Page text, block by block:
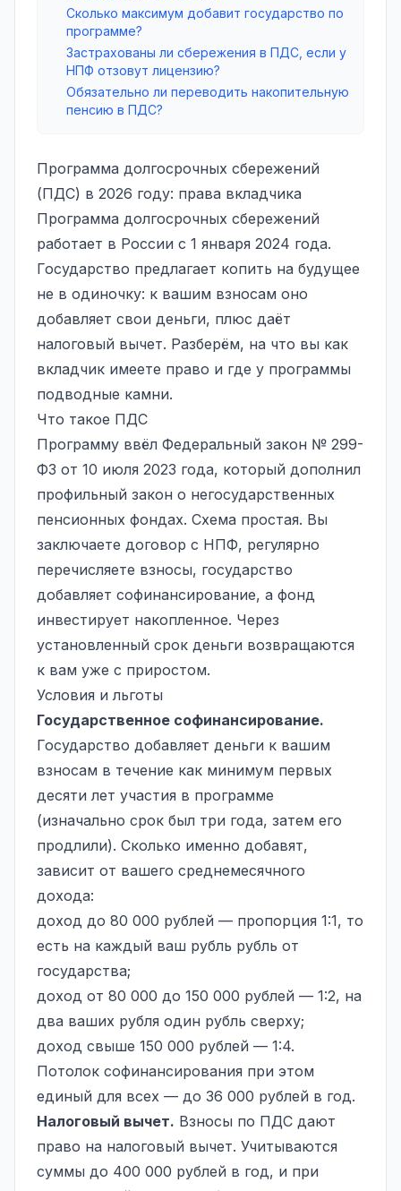
Сколько максимум добавит государство по
программе?
Застрахованы ли сбережения в ПДС, если у
НПФ отзовут лицензию?
Обязательно ли переводить накопительную
пенсию в ПДС?
Программа долгосрочных сбережений
(ПДС) в 2026 году: права вкладчика
Программа долгосрочных сбережений
работает в России с 1 января 2024 года.
Государство предлагает копить на будущее
не в одиночку: к вашим взносам оно
добавляет свои деньги, плюс даёт
налоговый вычет. Разберём, на что вы как
вкладчик имеете право и где у программы
подводные камни.
Что такое ПДС
Программу ввёл Федеральный закон № 299-
ФЗ от 10 июля 2023 года, который дополнил
профильный закон о негосударственных
пенсионных фондах. Схема простая. Вы
заключаете договор с НПФ, регулярно
перечисляете взносы, государство
добавляет софинансирование, а фонд
инвестирует накопленное. Через
установленный срок деньги возвращаются
к вам уже с приростом.
Условия и льготы
Государственное софинансирование.
Государство добавляет деньги к вашим
взносам в течение как минимум первых
десяти лет участия в программе
(изначально срок был три года, затем его
продлили). Сколько именно добавят,
зависит от вашего среднемесячного
дохода:
доход до 80 000 рублей — пропорция 1:1, то
есть на каждый ваш рубль рубль от
государства;
доход от 80 000 до 150 000 рублей — 1:2, на
два ваших рубля один рубль сверху;
доход свыше 150 000 рублей — 1:4.
Потолок софинансирования при этом
единый для всех — до 36 000 рублей в год.
Налоговый вычет. Взносы по ПДС дают
право на налоговый вычет. Учитываются
суммы до 400 000 рублей в год, и при